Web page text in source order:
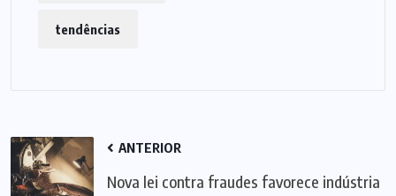
tendências
ANTERIOR
Nova lei contra fraudes favorece indústria